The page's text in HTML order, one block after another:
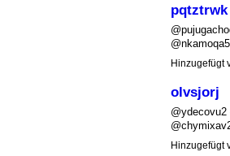
pqtztrwk
Hinzugefügt
olvsjorj
Hinzugefügt